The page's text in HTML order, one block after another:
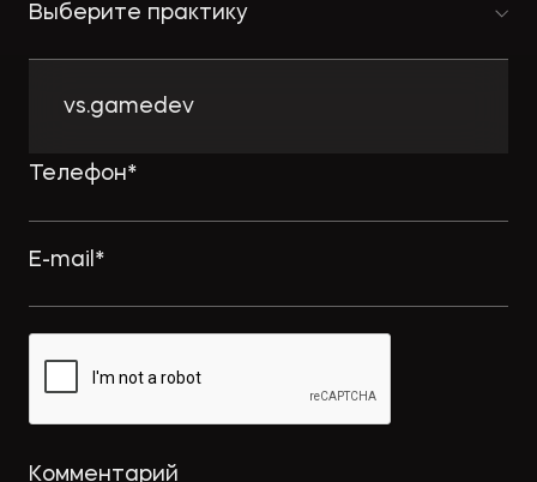
Выберите практику
vs.gamedev